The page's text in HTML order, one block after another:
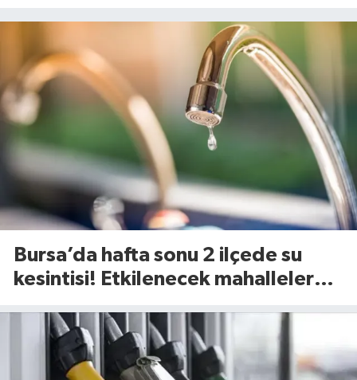
Bursa’da hafta sonu 2 ilçede su
kesintisi! Etkilenecek mahalleler